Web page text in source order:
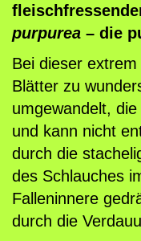
f
l
a
,
5
purpurea – die
Bei dieser
Blätter zu
umgewandelt,
und kann nicht
durch die
des Schlauches
Falleninnere
durch die